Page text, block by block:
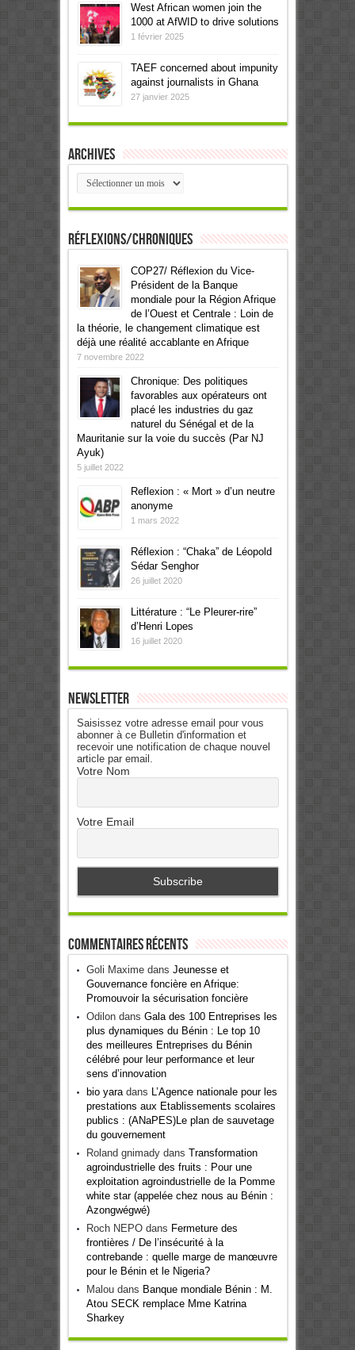
West African women join the
1000 at AfWID to drive solutions
1 février 2025
TAEF concerned about impunity
against journalists in Ghana
27 janvier 2025
Archives
Archives
Réflexions/Chroniques
COP27/ Réflexion du Vice-
Président de la Banque
mondiale pour la Région Afrique
de l’Ouest et Centrale : Loin de
la théorie, le changement climatique est
déjà une réalité accablante en Afrique
7 novembre 2022
Chronique: Des politiques
favorables aux opérateurs ont
placé les industries du gaz
naturel du Sénégal et de la
Mauritanie sur la voie du succès (Par NJ
Ayuk)
5 juillet 2022
Reflexion : « Mort » d’un neutre
anonyme
1 mars 2022
Réflexion : “Chaka” de Léopold
Sédar Senghor
26 juillet 2020
Littérature : “Le Pleurer-rire”
d’Henri Lopes
16 juillet 2020
Newsletter
Saisissez votre adresse email pour vous
abonner à ce Bulletin d'information et
recevoir une notification de chaque nouvel
article par email.
Votre Nom
Votre Email
Commentaires récents
Goli Maximedans Jeunesse et
Gouvernance foncière en Afrique:
Promouvoir la sécurisation foncière
Odilondans Gala des 100 Entreprises les
plus dynamiques du Bénin : Le top 10
des meilleures Entreprises du Bénin
célébré pour leur performance et leur
sens d’innovation
bio yaradans
L’Agence nationale pour les
prestations aux Etablissements scolaires
publics : (ANaPES)Le plan de sauvetage
du gouvernement
Roland gnimadydans Transformation
agroindustrielle des fruits : Pour une
exploitation agroindustrielle de la Pomme
white star (appelée chez nous au Bénin :
Azongwégwé)
Roch NEPOdans Fermeture des
frontières / De l’insécurité à la
contrebande : quelle marge de manœuvre
pour le Bénin et le Nigeria?
Maloudans Banque mondiale Bénin : M.
Atou SECK remplace Mme Katrina
Sharkey